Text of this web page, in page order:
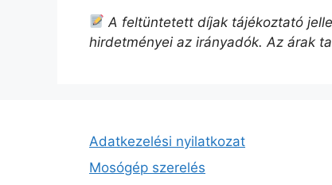
A feltüntetett díjak tájékoztató
hirdetményei az irányadók. Az árak
Adatkezelési nyilatkozat
Mosógép szerelés